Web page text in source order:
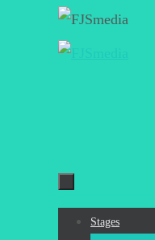
Zum
Stages